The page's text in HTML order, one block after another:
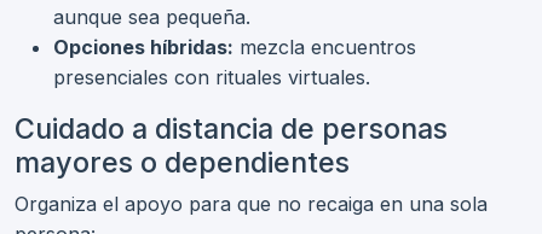
aunque sea pequeña.
Opciones híbridas: mezcla encuentros
presenciales con rituales virtuales.
Cuidado a distancia de personas
mayores o dependientes
Organiza el apoyo para que no recaiga en una sola